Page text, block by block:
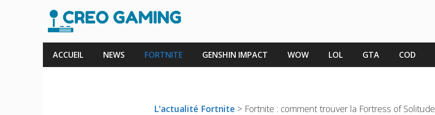
contenu
ACCUEIL NEWS FORTNITE GENSHIN IMPACT WOW LOL GTA COD
L'actualité Fortnite > Fortnite : comment trouver la Fortress of Solitude